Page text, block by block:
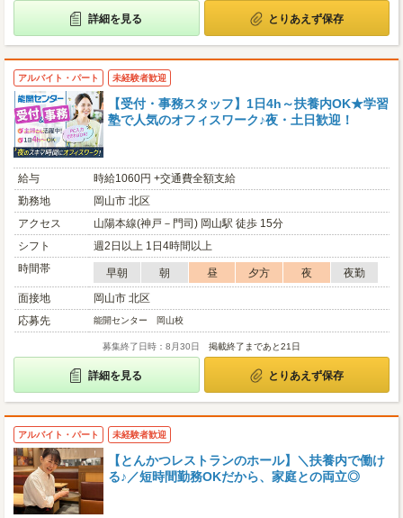
詳細を見る とりあえず保存
アルバイト・パート 未経験者歓迎
【受付・事務スタッフ】1日4h～扶養内OK★学習
塾で人気のオフィスワーク♪夜・土日歓迎！
給与
時給1060円 +交通費全額支給
勤務地
岡山市 北区
アクセス
山陽本線(神戸－門司) 岡山駅 徒歩 15分
シフト
週2日以上 1日4時間以上
時間帯
早朝 朝 昼 夕方 夜
夜勤
面接地
岡山市 北区
応募先
能開センター 岡山校
募集終了日時：8月30日 掲載終了まであと21日
詳細を見る とりあえず保存
アルバイト・パート 未経験者歓迎
【とんかつレストランのホール】＼扶養内で働け
る♪／短時間勤務OKだから、家庭との両立◎